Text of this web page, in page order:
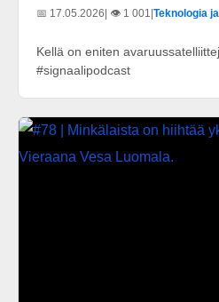
📅 17.05.2026 | 👁️ 1 001 Teknologia
Kellä on eniten
#signaalipodcast